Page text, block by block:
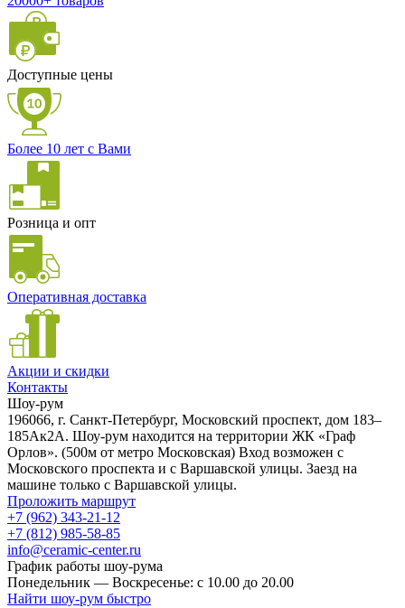
Доступные цены
Более 10 лет с Вами
Розница и опт
Оперативная доставка
Акции и скидки
Контакты
Шоу-рум
196066, г. Санкт-Петербург, Московский проспект, дом 183–
185Ак2А. Шоу-рум находится на территории ЖК «Граф
Орлов». (500м от метро Московская) Вход возможен с
Московского проспекта и с Варшавской улицы. Заезд на
машине только с Варшавской улицы.
Проложить маршрут
+7 (962) 343-21-12
+7 (812) 985-58-85
info@ceramic-center.ru
График работы шоу-рума
Понедельник — Воскресенье: с 10.00 до 20.00
Найти шоу-рум быстро